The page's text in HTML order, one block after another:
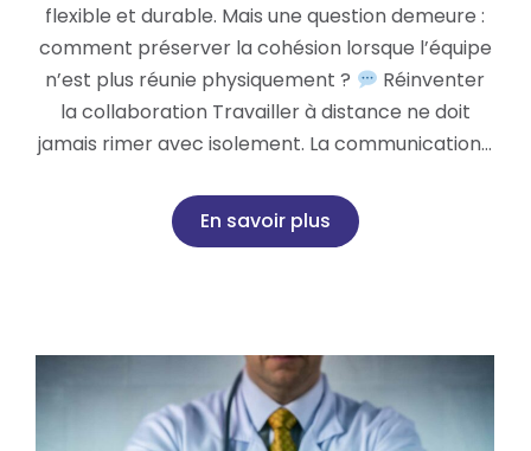
flexible et durable. Mais une question demeure :
comment préserver la cohésion lorsque l’équipe
n’est plus réunie physiquement ?
Réinventer
la collaboration Travailler à distance ne doit
jamais rimer avec isolement. La communication…
En savoir plus